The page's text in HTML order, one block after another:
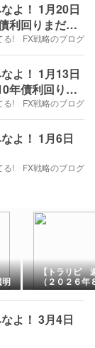
よ！ 1月20日
利回りまだ上
る! FX戦略のブログ
よ！ 1月13日
年債利回りに
る! FX戦略のブログ
よ！ 1月6日
る! FX戦略のブログ
明
【トラリピ
（２０２６年
２０２６年８
よ！ 3月4日